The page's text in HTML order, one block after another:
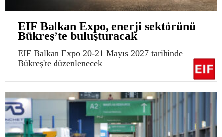
EIF Balkan Expo, enerji sektörünü
Bükreş’te buluşturacak
EIF Balkan Expo 20-21 Mayıs 2027 tarihinde
Bükreş'te düzenlenecek